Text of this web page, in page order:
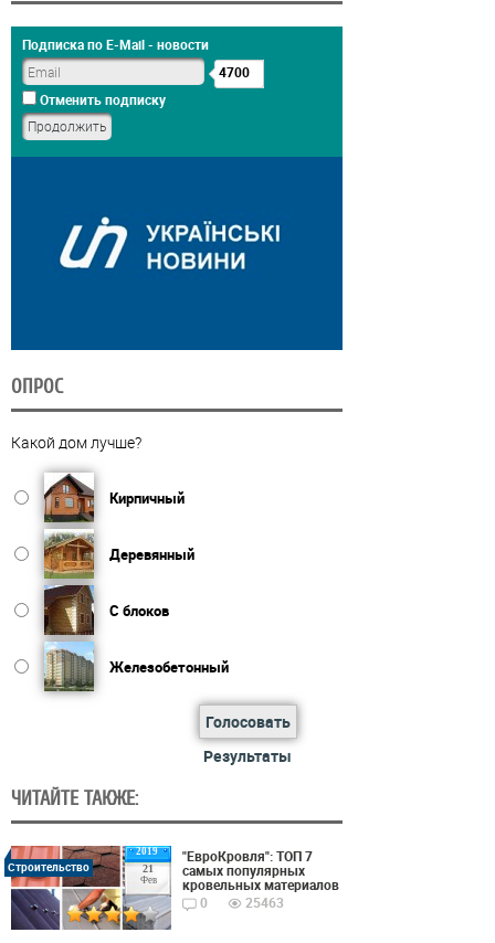
Подписка по E-Mail - новости
4700
Отменить подписку
ОПРОС
Какой дом лучше?
Кирпичный
Деревянный
С блоков
Железобетонный
Голосовать
Результаты
ЧИТАЙТЕ ТАКЖЕ:
2019
21
Фев
Строительство
"ЕвроКровля": ТОП 7
самых популярных
кровельных материалов
0
25463